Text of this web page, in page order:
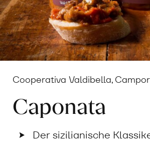
Cooperativa Valdibella,
Caponata
Der sizilianische